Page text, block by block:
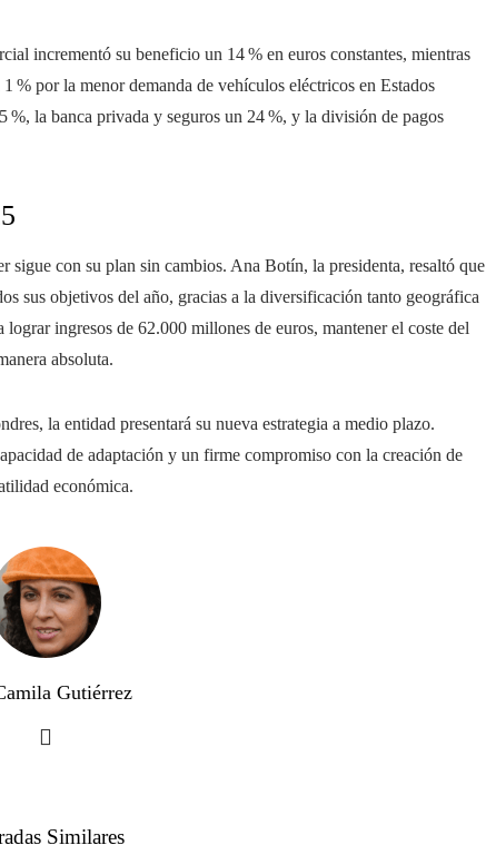
incrementó su beneficio un 14 % en euros constantes, mientras
por la menor demanda de vehículos eléctricos en Estados
la banca privada y seguros un 24 %, y la división de pagos
sigue con su plan sin cambios. Ana Botín, la presidenta, resaltó que
sus objetivos del año, gracias a la diversificación tanto geográfica
ingresos de 62.000 millones de euros, mantener el coste del
absoluta.
la entidad presentará su nueva estrategia a medio plazo.
de adaptación y un firme compromiso con la creación de
económica.
Gutiérrez
Similares